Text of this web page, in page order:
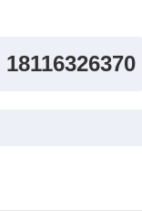
18116326370